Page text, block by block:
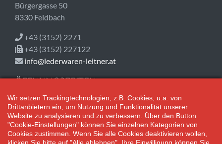
Bürgergasse 50
8330 Feldbach
+43 (3152) 2271
+43 (3152) 227122
info@lederwaren-leitner.at
ÖFFNUNGSZEITEN
Jetzt geschlossen!
Mo-Fr 08:30-18:00
Sa 08:30-12:30
Wir setzen Trackingtechnologien, z.B. Cookies, u.a. von
Drittanbietern ein, um Nutzung und Funktionalität unserer
Website zu analysieren und zu verbessern. Über den Button
"Cookie-Einstellungen" können Sie einzelnen Kategorien von
Cookies zustimmen. Wenn Sie alle Cookies deaktivieren wollen,